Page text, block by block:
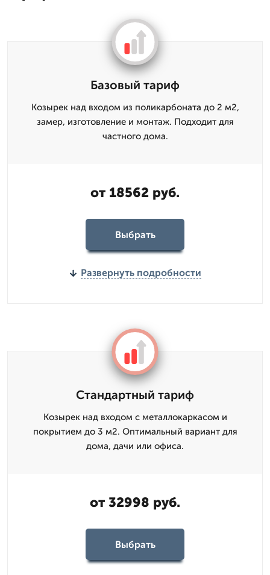
Базовый тариф
Козырек над входом из поликарбоната до 2 м2,
замер, изготовление и монтаж. Подходит для
частного дома.
от 18562 руб.
Выбрать
Развернуть подробности
Стандартный тариф
Козырек над входом с металлокаркасом и
покрытием до 3 м2. Оптимальный вариант для
дома, дачи или офиса.
от 32998 руб.
Выбрать